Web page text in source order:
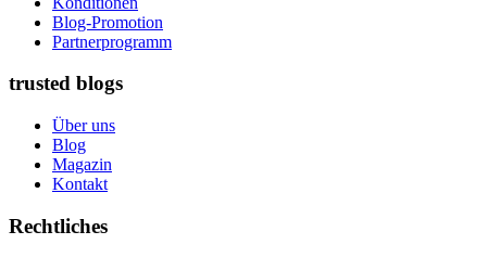
Blog-Promotion
Partnerprogramm
trusted blogs
Über uns
Blog
Magazin
Kontakt
Rechtliches